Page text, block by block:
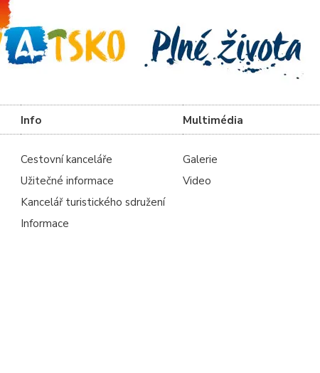
Info
Cestovní kanceláře
Užitečné informace
Kancelář turistického sdružení
Informace
Multimédia
Galerie
Video